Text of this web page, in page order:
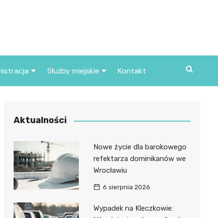
miasta
Służby miejskie
Policja
Kontakt
Aktualności
Nowe życie dla barokowego
refektarza dominikanów we
Wrocławiu
6 sierpnia 2026
Wypadek na Kleczkowie: